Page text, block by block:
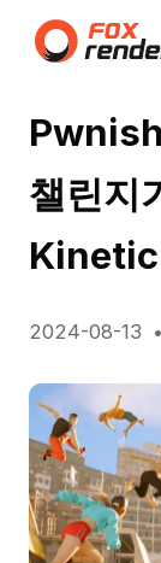
챌린지
Kinetic
2024-08-13